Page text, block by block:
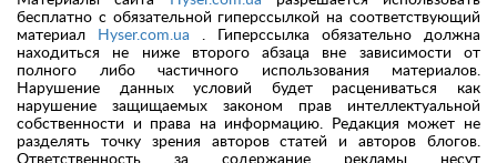
бесплатно с обязательной гиперссылкой на соответствующий
материал
Hyser.com.ua . Гиперссылка обязательно должна
находиться не ниже второго абзаца вне зависимости от
полного либо частичного использования материалов.
Нарушение данных условий будет расцениваться как
нарушение защищаемых законом прав интеллектуальной
собственности и права на информацию. Редакция может не
разделять точку зрения авторов статей и авторов блогов.
Ответственность за содержание рекламы несут